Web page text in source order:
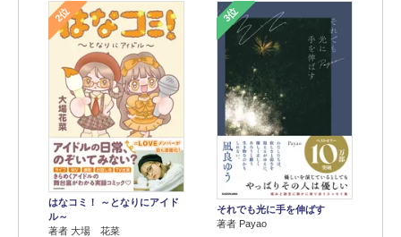
2位
はなコミ！ ～となりにアイド
ル～
著者 大場 花菜
3位
それでも光に手を伸ばす
著者 Payao